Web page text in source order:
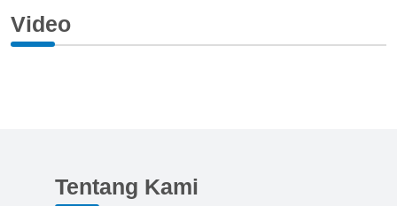
Video
Tentang Kami